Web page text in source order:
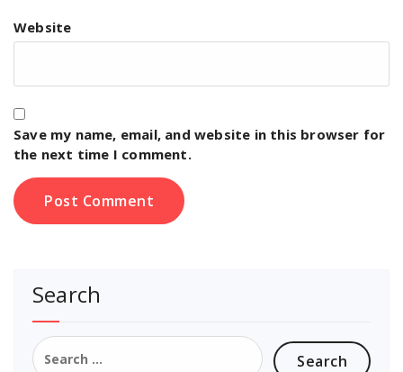
Website
Save my name, email, and website in this browser for
the next time I comment.
Search
Search
for: